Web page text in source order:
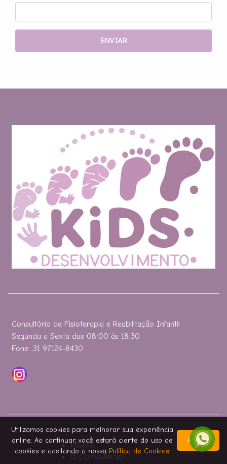
ENVIAR
Consultório de Fisioterapia e Reabilitação Infantil
Segunda a Sexta das 08:00 às 18:30
Fone: 31 97124-8430
Home
O Consultório
Utilizamos cookies para melhorar sua experiência
online. Ao continuar, você estará ciente do uso de
cookies e aceitando a nossa Política de Cookies.
Aceitar